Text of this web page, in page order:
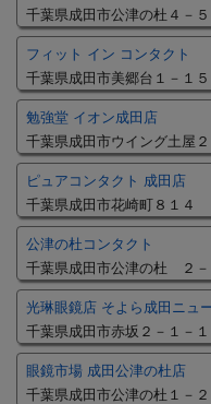
千葉県成田市公津の杜４－
フィット イン コンタクト
千葉県成田市美郷台１－１５
勉強堂 イオン成田店
千葉県成田市ウイング土屋２
ピュアコンタクト 成田店
千葉県成田市花崎町８１４
公津の杜コンタクト
千葉県成田市公津の杜 ２－
光琳眼鏡店 そよら成田ニュ
千葉県成田市赤坂２－１－１
眼鏡市場 成田公津の杜店
千葉県成田市公津の杜１－２